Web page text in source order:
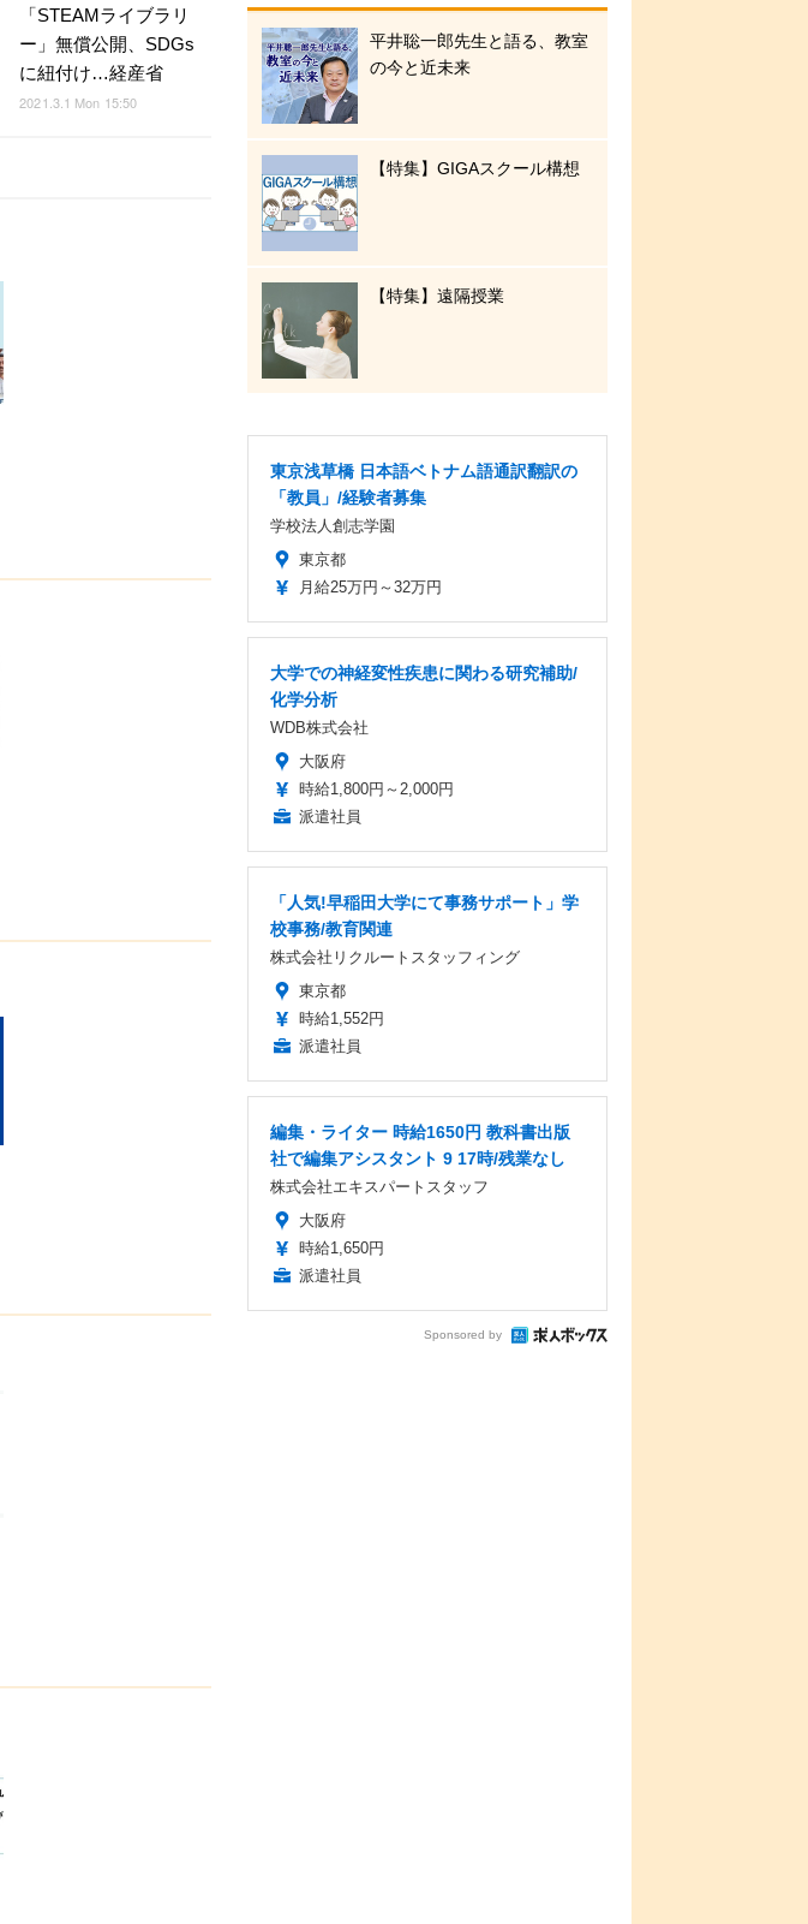
「STEAMライブラリ
ー」無償公開、SDGs
に紐付け…経産省
2021.3.1 Mon 15:50
平井聡一郎先生と語る、教室
の今と近未来
【特集】GIGAスクール構想
【特集】遠隔授業
東京浅草橋 日本語ベトナム語通訳翻訳の
「教員」/経験者募集
学校法人創志学園
東京都
月給25万円～32万円
大学での神経変性疾患に関わる研究補助/
化学分析
WDB株式会社
大阪府
時給1,800円～2,000円
派遣社員
「人気!早稲田大学にて事務サポート」学
校事務/教育関連
株式会社リクルートスタッフィング
東京都
時給1,552円
派遣社員
編集・ライター 時給1650円 教科書出版
社で編集アシスタント 9 17時/残業なし
株式会社エキスパートスタッフ
大阪府
時給1,650円
派遣社員
Sponsored by